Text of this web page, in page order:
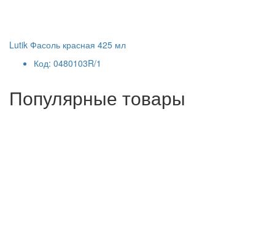
Lutik Фасоль красная 425 мл
Код: 0480103R/1
Популярные товары